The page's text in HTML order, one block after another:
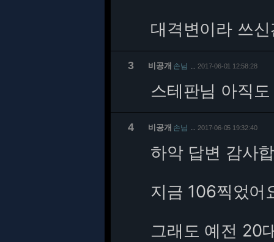
대격변이라 쓰
3 비공개 손님 2017-06-01 12:58:28
스테판님 아직
4 비공개 손님 2017-06-05 19:32:40
하악 답변 감사
지금 106찍었어
그래도 예전 20